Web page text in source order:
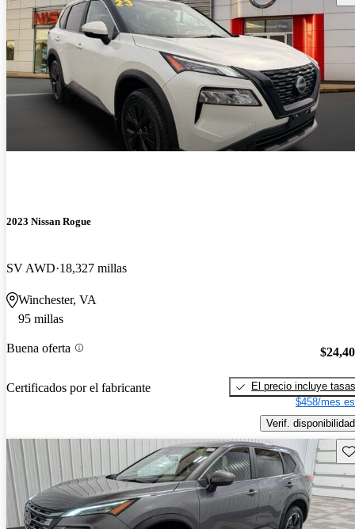
2023 Nissan Rogue
SV AWD 18,327 millas
Winchester, VA
95 millas
Buena oferta
Certificados por el fabricante
El precio incluye tasas
$458/mes
Verif. disponibilidad